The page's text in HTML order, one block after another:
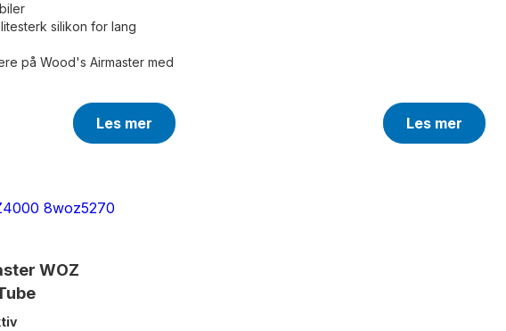
silikon for lang
på Wood's Airmaster med
Les mer Les mer
WOZ